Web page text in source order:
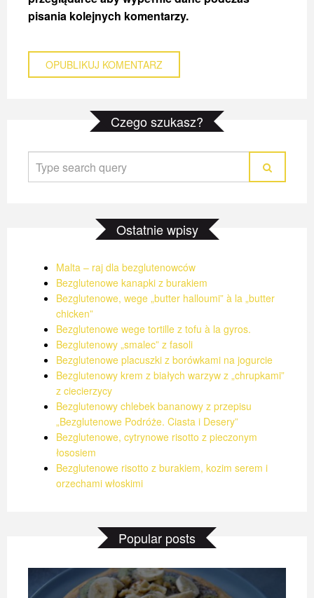
MALTA – RAJ DLA BEZGLUTENOWCÓW
6 MARCA 2022
MALTA – RAJ DLA BEZGLUTENOWCÓW
6 MARCA 2022
MALTA – RAJ DLA BEZGLUTENOWCÓW
6 MARCA 2022
pisania kolejnych komentarzy.
Czego szukasz?
Ostatnie wpisy
Malta – raj dla bezglutenowców
Bezglutenowe kanapki z burakiem
Bezglutenowe, wege „butter halloumi” à la „butter
chicken”
Bezglutenowe wege tortille z tofu à la gyros.
Bezglutenowy „smalec” z fasoli
Bezglutenowe placuszki z borówkami na jogurcie
Bezglutenowy krem z białych warzyw z „chrupkami”
z ciecierzycy
Bezglutenowy chlebek bananowy z przepisu
„Bezglutenowe Podróże. Ciasta i Desery”
Bezglutenowe, cytrynowe risotto z pieczonym
łososiem
Bezglutenowe risotto z burakiem, kozim serem i
orzechami włoskimi
Popular posts